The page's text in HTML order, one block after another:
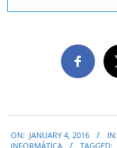
01-
ON: JANUARY 4, 2016 IN:
INFORMÁTICA
TAGGED: